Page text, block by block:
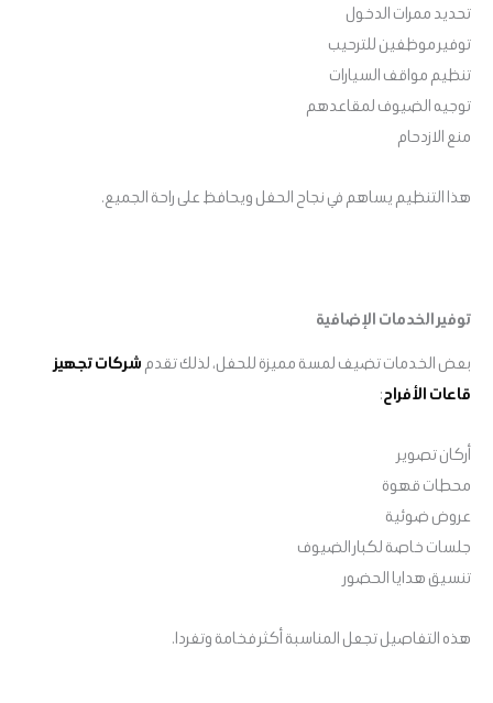
تحديد ممرات الدخول
توفير موظفين للترحيب
تنظيم مواقف السيارات
توجيه الضيوف لمقاعدهم
منع الازدحام
هذا التنظيم يساهم في نجاح الحفل ويحافظ على راحة الجميع.
توفير الخدمات الإضافية
بعض الخدمات تضيف لمسة مميزة للحفل، لذلك تقدم شركات تجهيز
قاعات الأفراح:
أركان تصوير
محطات قهوة
عروض ضوئية
جلسات خاصة لكبار الضيوف
تنسيق هدايا الحضور
هذه التفاصيل تجعل المناسبة أكثر فخامة وتفردا.